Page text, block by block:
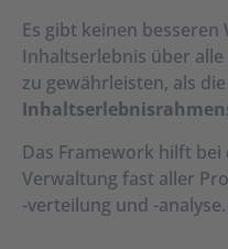
Es gibt keinen
Inhaltserlebnis über
zu gewährleisten, als
Das Framework hilft
Verwaltung fast aller
-verteilung und -